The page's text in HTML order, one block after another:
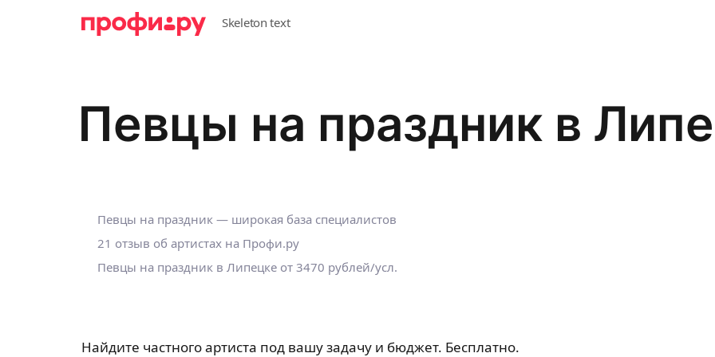
Певцы на праздник в
Певцы на праздник — широкая база специалистов
21 отзыв об артистах на Профи.ру
Певцы на праздник в Липецке от 3470 рублей/усл.
Найдите частного артиста под вашу задачу и бюджет. Бесплатно.